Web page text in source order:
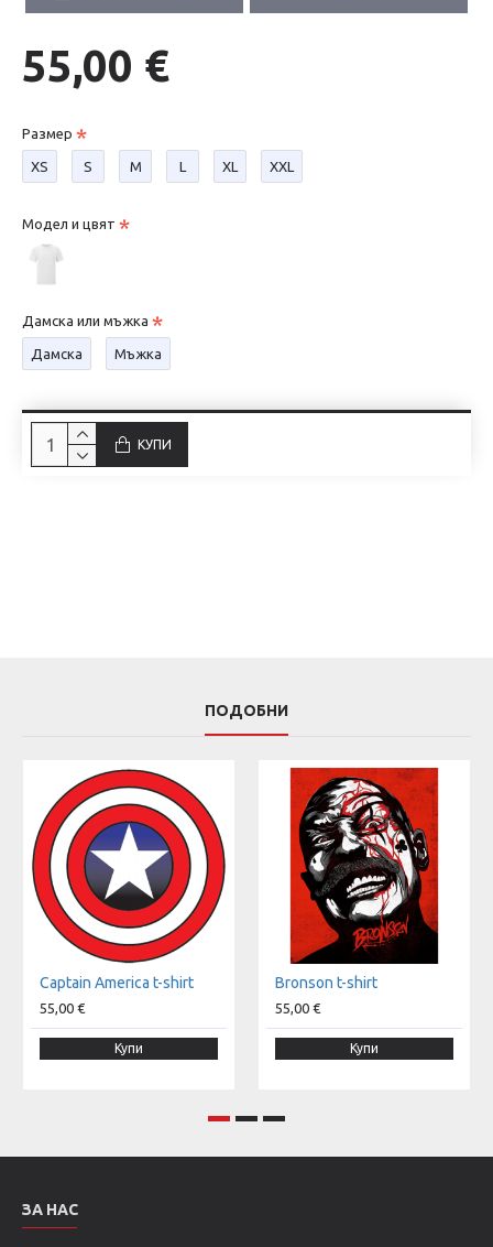
55,00 €
Размер
XS S М L XL XXL
Модел и цвят
Дамска или мъжка
Дамска Мъжка
КУПИ
ПОДОБНИ
Captain America t-shirt
55,00 €
Купи
Bronson t-shirt
55,00 €
Купи
ЗА НАС